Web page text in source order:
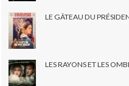
LE GÂTEAU DU
LES RAYONS ET LES